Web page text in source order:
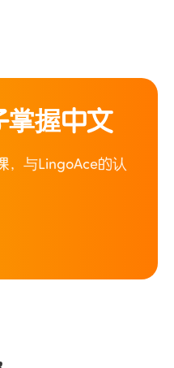
掌握中文
，与LingoAce的认